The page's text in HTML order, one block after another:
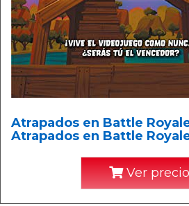
Atrapados en Battle
Atrapados en Battle Royale
Ver